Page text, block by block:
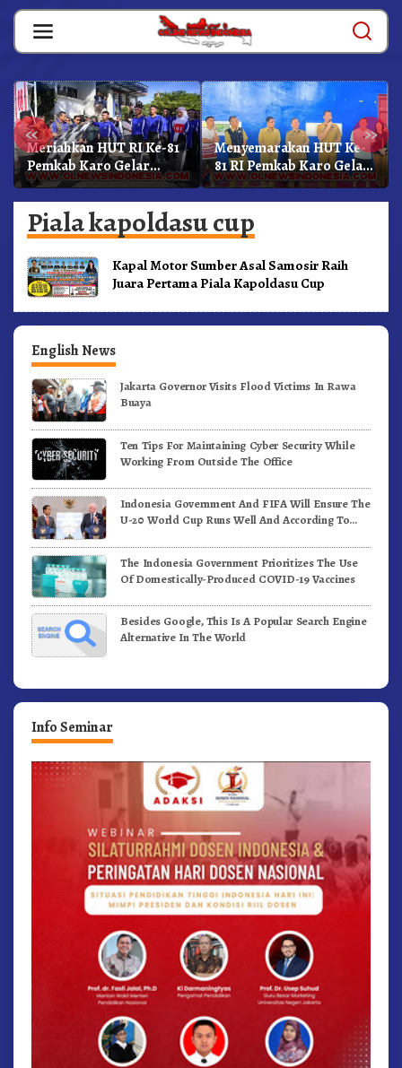
Skip
content
« »
Meriahkan HUT RI Ke-81
Pemkab Karo Gelar
Gerak Jalan
Kemerdekaan.!
Menyemarakan HUT Ke-
81 RI Pemkab Karo Gelar
Pertandingan Olahraga
Piala kapoldasu cup
Kapal Motor Sumber Asal Samosir Raih
Juara Pertama Piala Kapoldasu Cup
English News
Jakarta Governor Visits Flood Victims In Rawa
Buaya
Ten Tips For Maintaining Cyber Security While
Working From Outside The Office
Indonesia Government And FIFA Will Ensure The
U-20 World Cup Runs Well And According To
The Indonesia Government Prioritizes The Use
Of Domestically-Produced COVID-19 Vaccines
Besides Google, This Is A Popular Search Engine
Alternative In The World
Info Seminar